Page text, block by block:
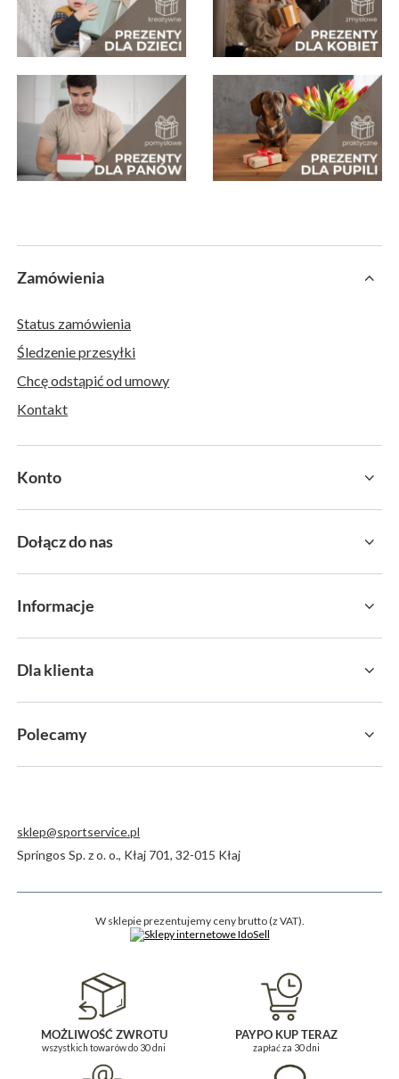
Zamówienia
Status zamówienia
Śledzenie przesyłki
Chcę odstąpić od umowy
Kontakt
Konto
Dołącz do nas
Informacje
Dla klienta
Polecamy
sklep@sportservice.pl
Springos Sp. z o. o., Kłaj 701,32-015 Kłaj
W sklepie prezentujemy ceny brutto (z VAT).
MOŻLIWOŚĆ ZWROTU
wszystkich towarów do 30 dni
PAYPO KUP TERAZ
zapłać za 30 dni